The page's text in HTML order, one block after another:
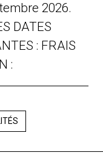
2026.
DATES
: FRAIS
: